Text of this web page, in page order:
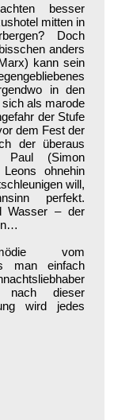
besser
mitten in
Doch
anders
kann sein
in den
als marode
der Stufe
dem Fest der
der überaus
Paul (Simon
ohnehin
will,
perfekt.
Wasser – der
vom
man einfach
nach dieser
wird jedes